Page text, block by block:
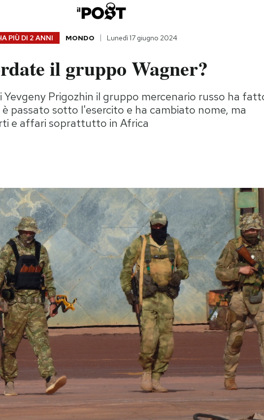
PIÙ DI 2 ANNI MONDO Lunedì 17 giugno 2024
il gruppo Wagner?
Yevgeny Prigozhin il gruppo mercenario russo ha
passato sotto l'esercito e ha cambiato nome, ma
e affari soprattutto in Africa